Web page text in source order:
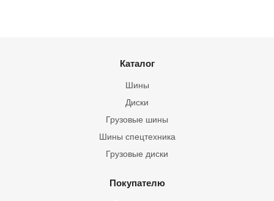
Каталог
Шины
Грузовые шины
Шины спецтехника
Диски
Грузовые диски
Покупателю